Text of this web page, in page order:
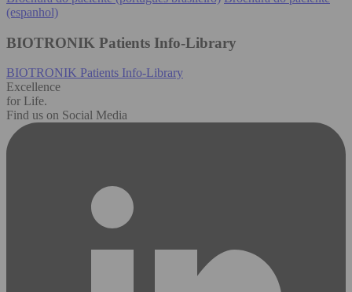
(espanhol)
BIOTRONIK Patients Info-Library
BIOTRONIK Patients Info-Library
Excellence
for Life.
Find us on Social Media